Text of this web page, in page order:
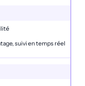
suivi en temps réel